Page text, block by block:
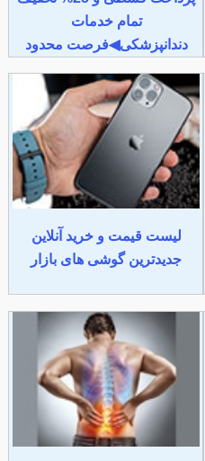
تمام خدمات
دندانپزشکی◀فرصت محدود
لیست قیمت و خرید آنلاین
جدیدترین گوشی های بازار